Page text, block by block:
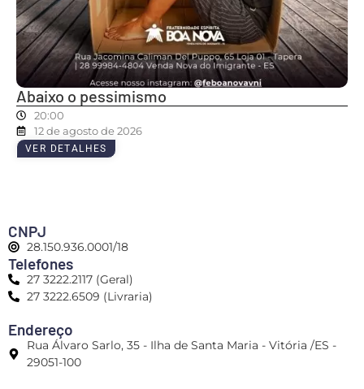
Abaixo o pessimismo
20:00
12 de agosto de 2026
VER DETALHES
CNPJ
28.150.936.0001/18
Telefones
27 3222.2117 (Geral)
27 3222.6509 (Livraria)
Endereço
Rua Álvaro Sarlo, 35 - Ilha de Santa Maria - Vitória /ES -
29051-100